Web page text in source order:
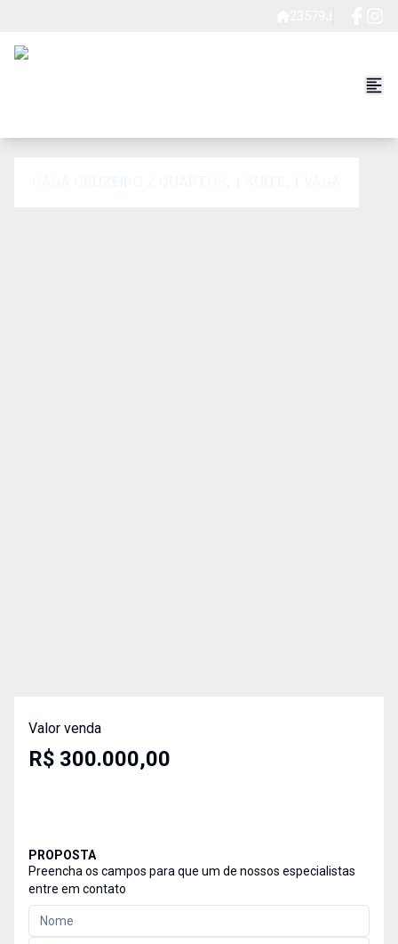
Valor venda
R$ 300.000,00
PROPOSTA
Preencha os campos para que um de nossos especialistas
entre em contato